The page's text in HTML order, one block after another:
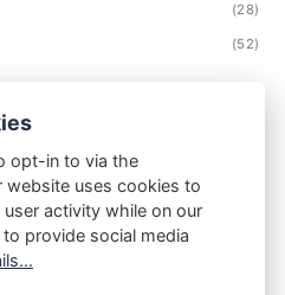
(28)
(52)
Política de privacidade
opt-in to via the
uses cookies to
activity while on our
provide social media